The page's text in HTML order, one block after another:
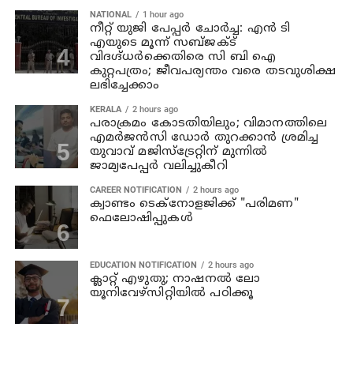
NATIONAL 1 hour ago
നീറ്റ് യുജി പേപ്പർ ചോർച്ച: എൻ ടി
എയുടെ മൂന്ന് സബ്ജക്ട്
വിദഗ്ദ്ധർക്കെതിരെ സി ബി ഐ
കുറ്റപത്രം; ജീവപര്യന്തം വരെ തടവുശിക്ഷ
ലഭിച്ചേക്കാം
KERALA 2 hours ago
പരാക്രമം കോടതിയിലും; വിമാനത്തിലെ
എമര്‍ജന്‍സി ഡോര്‍ തുറക്കാന്‍ ശ്രമിച്ച
യുവാവ് മജിസ്ട്രേറ്റിന് മുന്നില്‍
ജാമ്യപേപ്പര്‍ വലിച്ചുകീറി
CAREER NOTIFICATION 2 hours ago
ക്വാണ്ടം ടെക്‌നോളജിക്ക് "പരിമണ"
ഫെലോഷിപ്പുകൾ
EDUCATION NOTIFICATION 2 hours ago
ക്ലാറ്റ് എഴുതു; നാഷനൽ ലോ
യൂനിവേഴ്‌സിറ്റിയിൽ പഠിക്കൂ